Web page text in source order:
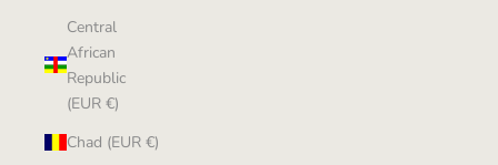
Central
African
Republic
(EUR €)
Chad (EUR €)